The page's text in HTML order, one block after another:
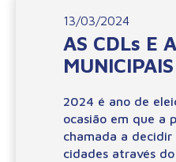
13/03/2024
AS CDLs E
2024 é ano de
ocasião em que a
chamada a decidir
cidades através